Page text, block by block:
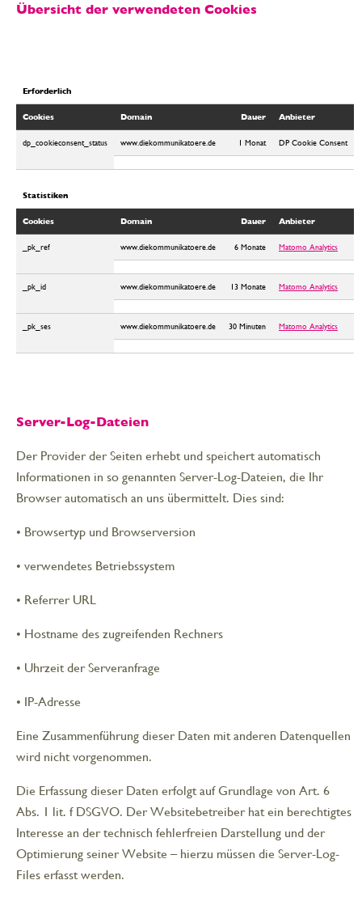
Übersicht der verwendeten Cookies
Erforderlich
Cookies Domain Dauer Anbieter
dp_cookieconsent_status www.diekommunikatoere.de 1 Monat DP Cookie Consent
Statistiken
Cookies Domain Dauer Anbieter
_pk_ref www.diekommunikatoere.de 6 Monate Matomo Analytics
_pk_id www.diekommunikatoere.de 13 Monate Matomo Analytics
_pk_ses www.diekommunikatoere.de 30 Minuten Matomo Analytics
Server-Log-Dateien
Der Provider der Seiten erhebt und speichert automatisch
Informationen in so genannten Server-Log-Dateien, die Ihr
Browser automatisch an uns übermittelt. Dies sind:
• Browsertyp und Browserversion
• verwendetes Betriebssystem
• Referrer URL
• Hostname des zugreifenden Rechners
• Uhrzeit der Serveranfrage
• IP-Adresse
Eine Zusammenführung dieser Daten mit anderen Datenquellen
wird nicht vorgenommen.
Die Erfassung dieser Daten erfolgt auf Grundlage von Art. 6
Abs. 1 lit. f DSGVO. Der Websitebetreiber hat ein berechtigtes
Interesse an der technisch fehlerfreien Darstellung und der
Optimierung seiner Website – hierzu müssen die Server-Log-
Files erfasst werden.